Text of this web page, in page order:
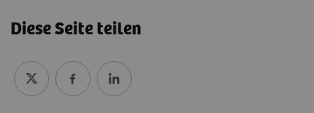
Diese Seite teilen